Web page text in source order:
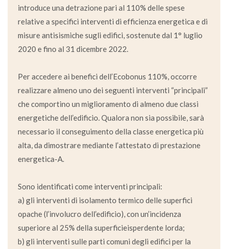
introduce una detrazione pari al 110% delle spese
relative a specifici interventi di efficienza energetica e di
misure antisismiche sugli edifici, sostenute dal 1° luglio
2020 e fino al 31 dicembre 2022.
Per accedere ai benefici dell’Ecobonus 110%, occorre
realizzare almeno uno dei seguenti interventi “principali”
che comportino un miglioramento di almeno due classi
energetiche dell’edificio. Qualora non sia possibile, sarà
necessario il conseguimento della classe energetica più
alta, da dimostrare mediante l’attestato di prestazione
energetica-A.
Sono identificati come interventi principali:
a) gli interventi di isolamento termico delle superfici
opache (l’involucro dell’edificio), con un’incidenza
superiore al 25% della superficieisperdente lorda;
b) gli interventi sulle parti comuni degli edifici per la